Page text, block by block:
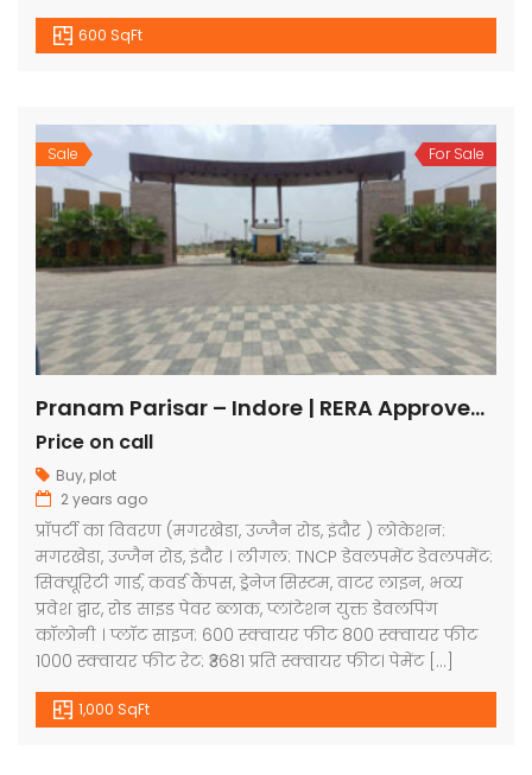
600 SqFt
Sale For Sale
Pranam Parisar – Indore | RERA Approved Plots
Price on call
Buy, plot
2 years ago
प्रॉपर्टी का विवरण (मगरखेडा, उज्जैन रोड, इंदौर ) लोकेशन:
मगरखेडा, उज्जैन रोड, इंदौर । लीगल: TNCP डेवलपमेंट डेवलपमेंट:
सिक्यूरिटी गार्ड, कवर्ड कैंपस, ड्रेनेज सिस्टम, वाटर लाइन, भव्य
प्रवेश द्वार, रोड साइड पेवर ब्लाक, प्लांटेशन युक्त डेवलपिंग
कॉलोनी । प्लॉट साइज: 600 स्क्वायर फीट 800 स्क्वायर फीट
1000 स्क्वायर फीट रेट: ₹3681 प्रति स्क्वायर फीट। पेमेंट […]
1,000 SqFt